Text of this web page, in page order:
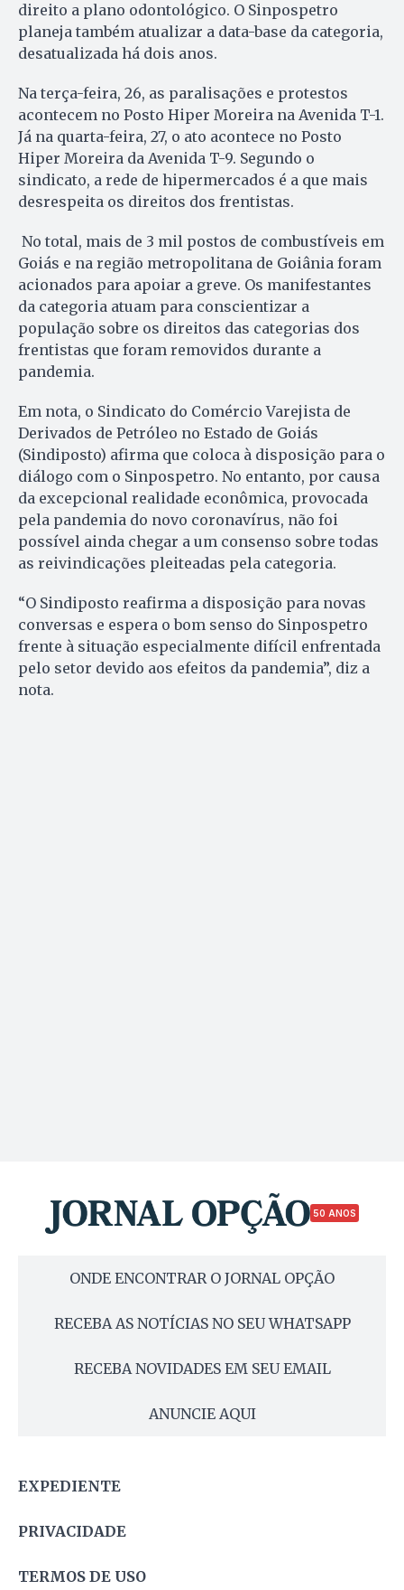
direito a plano odontológico. O Sinpospetro
planeja também atualizar a data-base da categoria,
desatualizada há dois anos.
Na terça-feira, 26, as paralisações e protestos
acontecem no Posto Hiper Moreira na Avenida T-1.
Já na quarta-feira, 27, o ato acontece no Posto
Hiper Moreira da Avenida T-9. Segundo o
sindicato, a rede de hipermercados é a que mais
desrespeita os direitos dos frentistas.
No total, mais de 3 mil postos de combustíveis em
Goiás e na região metropolitana de Goiânia foram
acionados para apoiar a greve. Os manifestantes
da categoria atuam para conscientizar a
população sobre os direitos das categorias dos
frentistas que foram removidos durante a
pandemia.
Em nota, o Sindicato do Comércio Varejista de
Derivados de Petróleo no Estado de Goiás
(Sindiposto) afirma que coloca à disposição para o
diálogo com o Sinpospetro. No entanto, por causa
da excepcional realidade econômica, provocada
pela pandemia do novo coronavírus, não foi
possível ainda chegar a um consenso sobre todas
as reivindicações pleiteadas pela categoria.
“O Sindiposto reafirma a disposição para novas
conversas e espera o bom senso do Sinpospetro
frente à situação especialmente difícil enfrentada
pelo setor devido aos efeitos da pandemia”, diz a
nota.
50 ANOS
ONDE ENCONTRAR O JORNAL OPÇÃO
RECEBA AS NOTÍCIAS NO SEU WHATSAPP
RECEBA NOVIDADES EM SEU EMAIL
ANUNCIE AQUI
EXPEDIENTE
PRIVACIDADE
TERMOS DE USO